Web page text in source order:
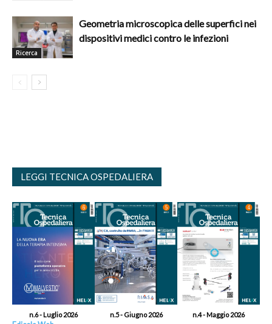
Ricerca
Geometria microscopica delle superfici nei
dispositivi medici contro le infezioni
LEGGI TECNICA OSPEDALIERA
n.6 - Luglio 2026 n.5 - Giugno 2026 n.4 - Maggio 2026